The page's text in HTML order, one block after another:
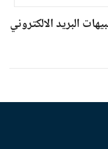
البريد الالكتروني